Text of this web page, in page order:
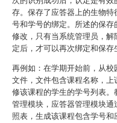
存。保存了应答器上的生物
号和学号的绑定。所述的保
修改，只有当系统管理员，
定后，才可以再次绑定和保存
再例如：在学期开始前，从
文件，文件包含课程名称，
修该课程的学生的学号列表
管理模块，应答器管理模块
照表，生成该课程包含学号